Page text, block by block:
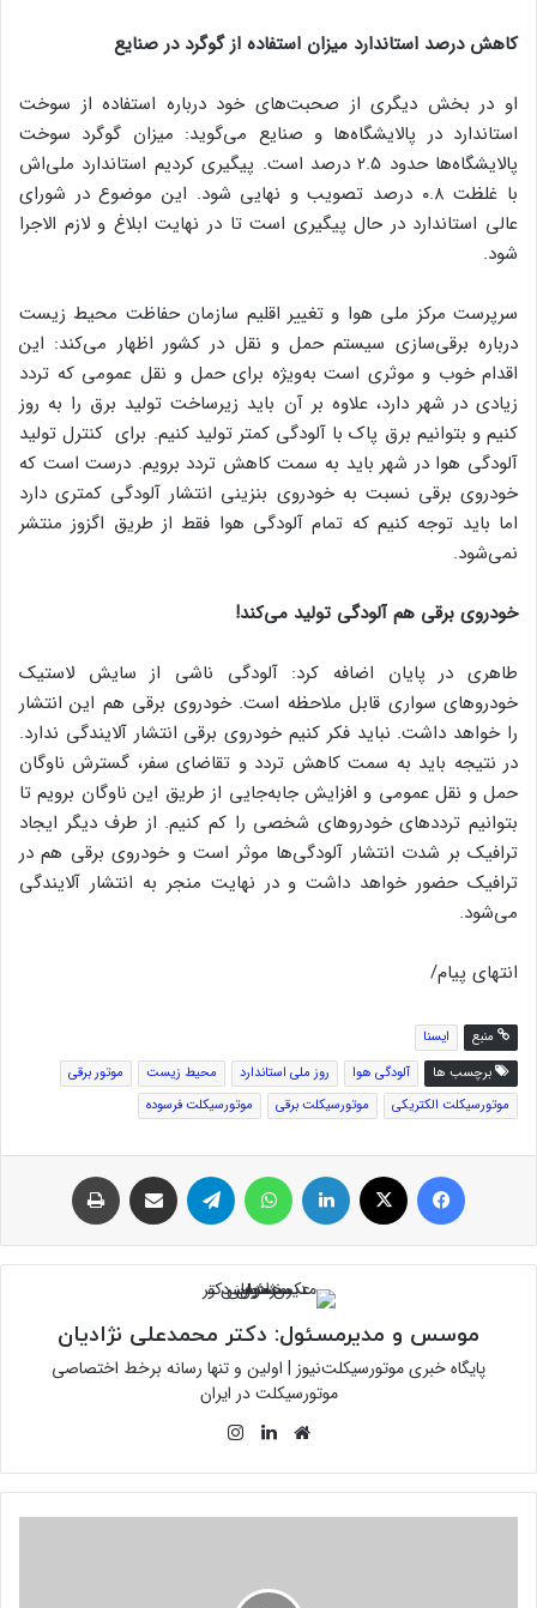
کاهش درصد استاندارد میزان استفاده از گوگرد در صنایع
او در بخش دیگری از صحبت‌های خود درباره استفاده از سوخت
استاندارد در پالایشگاه‌ها و صنایع می‌گوید: میزان گوگرد سوخت
پالایشگاه‌ها حدود ۲.۵ درصد است. پیگیری کردیم استاندارد ملی‌اش
با غلظت ۰.۸ درصد تصویب و نهایی شود. این موضوع در شورای
عالی استاندارد در حال پیگیری است تا در نهایت ابلاغ و لازم الاجرا
شود.
سرپرست مرکز ملی هوا و تغییر اقلیم سازمان حفاظت محیط زیست
درباره برقی‌سازی سیستم حمل و نقل در کشور اظهار می‌کند: این
اقدام خوب و موثری است به‌ویژه برای حمل و نقل عمومی که تردد
زیادی در شهر دارد، علاوه بر آن باید زیرساخت تولید برق را به روز
کنیم و بتوانیم برق پاک با آلودگی کمتر تولید کنیم. برای کنترل تولید
آلودگی هوا در شهر باید به سمت کاهش تردد برویم. درست است که
خودروی برقی نسبت به خودروی بنزینی انتشار آلودگی کمتری دارد
اما باید توجه کنیم که تمام آلودگی هوا فقط از طریق اگزوز منتشر
نمی‌شود.
خودروی برقی هم آلودگی تولید می‌کند!
طاهری در پایان اضافه کرد: آلودگی ناشی از سایش لاستیک
خودروهای سواری قابل ملاحظه‌ است. خودروی برقی هم این انتشار
را خواهد داشت. نباید فکر کنیم خودروی برقی انتشار آلایندگی ندارد.
در نتیجه باید به سمت کاهش تردد و تقاضای سفر، گسترش ناوگان
حمل و نقل عمومی و افزایش جابه‌جایی از طریق این ناوگان برویم تا
بتوانیم ترددهای خودروهای شخصی را کم کنیم. از طرف دیگر ایجاد
ترافیک بر شدت انتشار آلودگی‌ها موثر است و خودروی برقی هم در
ترافیک حضور خواهد داشت و در نهایت منجر به انتشار آلایندگی
می‌شود.
انتهای پیام/
منبع
ایسنا
برچسب ها
آلودگی هوا روز ملی استاندارد محیط زیست
موتور برقی
موتورسیکلت الکتریکى
موتورسیکلت برقى موتورسیکلت فرسوده
فیس بوک لینکدین تلگرام اشتراک گذاری از طریق ایمیل
موسس و مدیرمسئول: دکتر محمدعلی نژادیان
پایگاه خبری موتورسیکلت‌نیوز | اولین و تنها رسانه برخط اختصاصی
موتورسیکلت در ایران
وبسایتلینکدین